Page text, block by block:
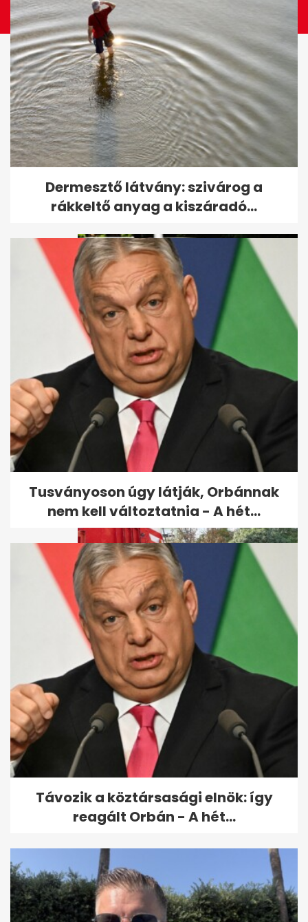
Friss hírek az intenzív
osztályon ápolt Sallai Nóráról
Vérampullák szóródtak szét
forgalmas hazai főutakon
egy...
Fotókon a Szegeden felborult
tűzoltóautó, ami letarolta a...
Dermesztő látvány: szivárog a
rákkeltő anyag a kiszáradó...
Tusványoson úgy látják, Orbánnak
nem kell változtatnia - A hét...
Távozik a köztársasági elnök: így
reagált Orbán - A hét...